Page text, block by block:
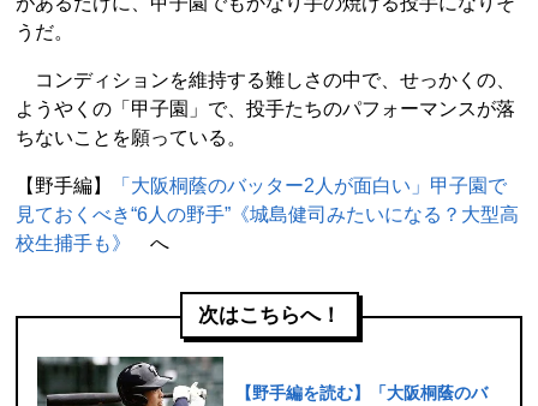
うだ。
コンディションを維持する難しさの中で、せっかくの、
ようやくの「甲子園」で、投手たちのパフォーマンスが落
ちないことを願っている。
【野手編】
「大阪桐蔭のバッター2人が面白い」甲子園で
見ておくべき“6人の野手”《城島健司みたいになる？大型高
校生捕手も》
へ
次はこちらへ！
【野手編を読む】「大阪桐蔭のバ